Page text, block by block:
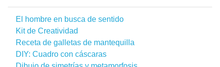
El hombre en busca de sentido
Kit de Creatividad
Receta de galletas de mantequilla
DIY: Cuadro con cáscaras